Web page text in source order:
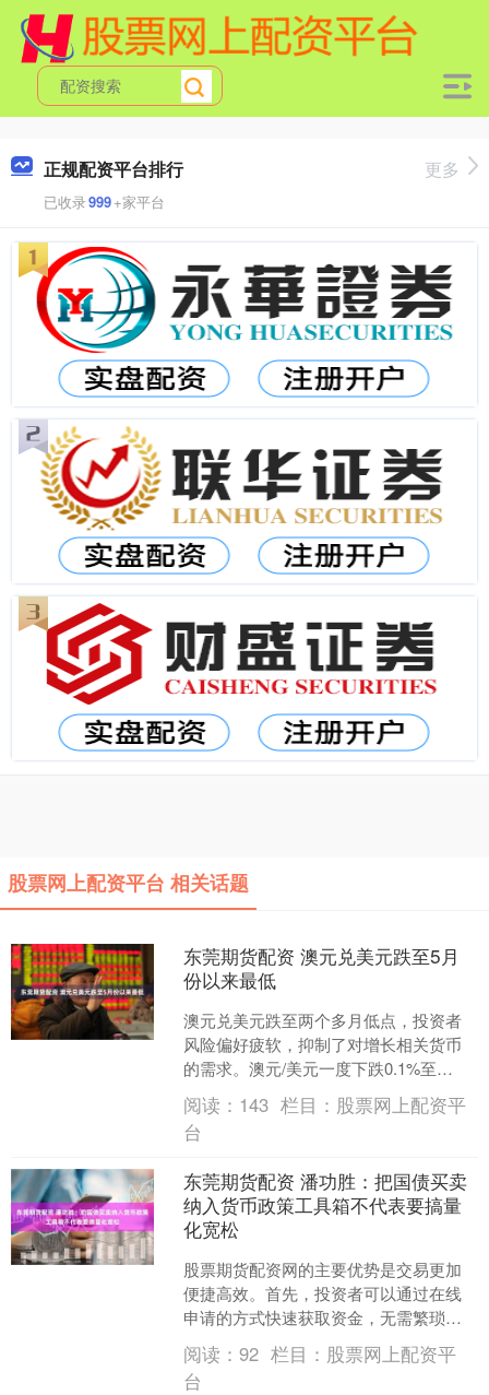
正规配资平台排行
已收录999+家平台
更多
股票网上配资平台 相关话题
东莞期货配资 澳元兑美元跌至5月
份以来最低
澳元兑美元跌至两个多月低点，投资者
风险偏好疲软，抑制了对增长相关货币
的需求。澳元/美元一度下跌0.1%至
0.6575东莞期货配资，为5月9日以来最
低；澳元/日元....
阅读： 143 栏目： 股票网上配资平
台
东莞期货配资 潘功胜：把国债买卖
纳入货币政策工具箱不代表要搞量
化宽松
股票期货配资网的主要优势是交易更加
便捷高效。首先，投资者可以通过在线
申请的方式快速获取资金，无需繁琐的
手续和等待时间。其次，股票期货配资
网提供了专业的交易平台和....
阅读：92 栏目： 股票网上配资平
台